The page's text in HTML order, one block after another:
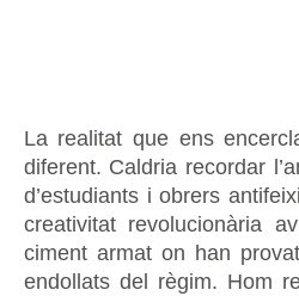
La realitat que ens
diferent. Caldria recordar
d’estudiants i obrers
creativitat revolucionària
ciment armat on han
endollats del règim. Hom